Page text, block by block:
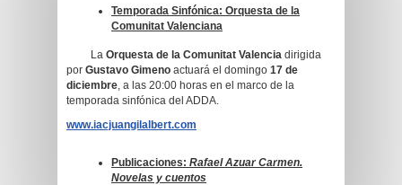
Temporada Sinfónica: Orquesta de la
Comunitat Valenciana
La Orquesta de la Comunitat Valencia dirigida
por Gustavo Gimeno actuará el domingo 17 de
diciembre, a las 20:00 horas en el marco de la
temporada sinfónica del ADDA.
www.iacjuangilalbert.com
Publicaciones: Rafael Azuar Carmen.
Novelas y cuentos